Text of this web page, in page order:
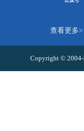
查看更多>
Copyright ©